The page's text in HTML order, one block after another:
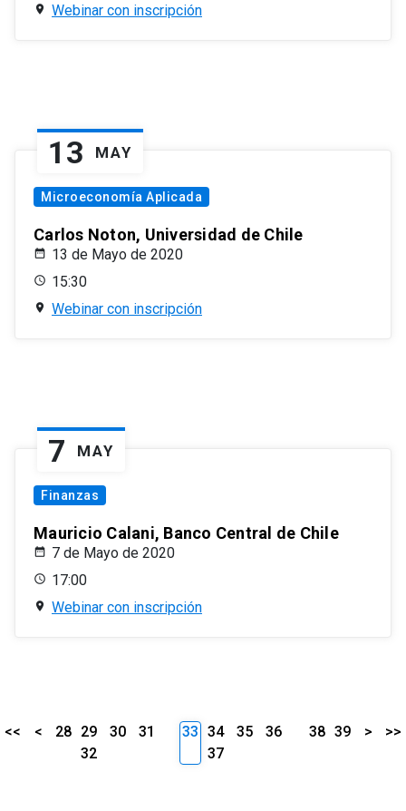
Webinar con inscripción
13 MAY
Microeconomía Aplicada
Carlos Noton, Universidad de Chile
13 de Mayo de 2020
15:30
Webinar con inscripción
7 MAY
Finanzas
Mauricio Calani, Banco Central de Chile
7 de Mayo de 2020
17:00
Webinar con inscripción
<< < 28 29 30
31
32
33 34 35
36
37
38 39 > >>